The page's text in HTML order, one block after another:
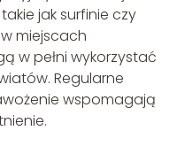
jak surfinie czy
miejscach
w pełni wykorzystać
Regularne
wspomagają